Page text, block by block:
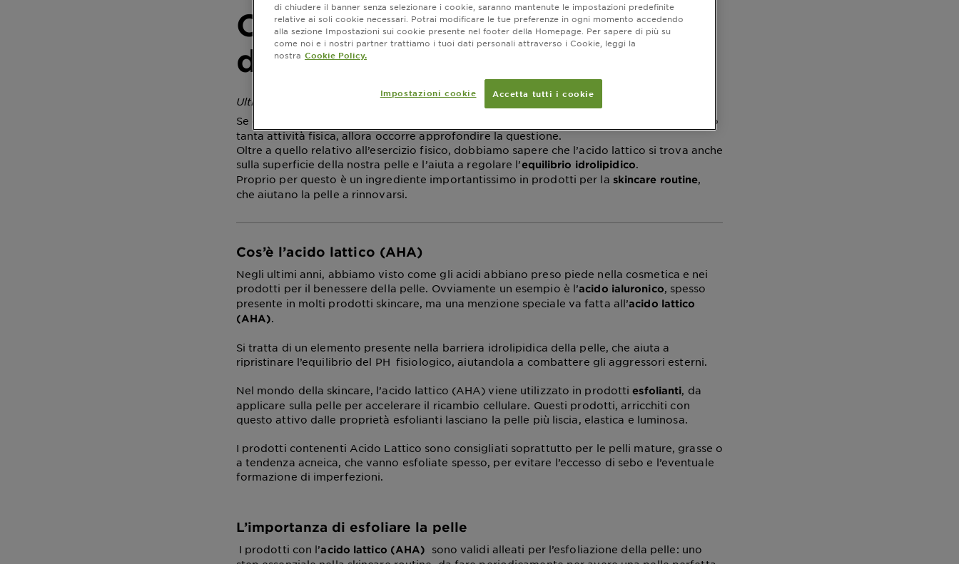
Cos’è e Quali sono i Benefici
dell’Acido Lattico (AHA)
Ultimo aggiornamento aprile 11, 2024
Se quando si parla di
, pensate solamente a quella sostanza che si forma dopo
tanta attività fisica, allora occorre approfondire la questione.
Oltre a quello relativo all’esercizio fisico, dobbiamo sapere che l’acido lattico si trova anche
sulla superficie della nostra pelle e l’aiuta a regolare l’equilibrio idrolipidico.
Proprio per questo è un ingrediente importantissimo in prodotti per la skincare routine,
che aiutano la pelle a rinnovarsi.
Cos’è l’acido lattico (AHA)
Negli ultimi anni, abbiamo visto come gli acidi abbiano preso piede nella cosmetica e nei
prodotti per il benessere della pelle. Ovviamente un esempio è l’acido ialuronico, spesso
presente in molti prodotti skincare, ma una menzione speciale va fatta all’acido lattico
(AHA).
Si tratta di un elemento presente nella barriera idrolipidica della pelle, che aiuta a
ripristinare l’equilibrio del PH fisiologico, aiutandola a combattere gli aggressori esterni.
Nel mondo della skincare, l’acido lattico (AHA) viene utilizzato in prodottiesfolianti, da
applicare sulla pelle per accelerare il ricambio cellulare. Questi prodotti, arricchiti con
questo attivo dalle proprietà esfolianti lasciano la pelle più liscia, elastica e luminosa.
I prodotti contenenti Acido Lattico sono consigliati soprattutto per le pelli mature, grasse o
a tendenza acneica, che vanno esfoliate spesso, per evitare l’eccesso di sebo e l’eventuale
formazione di imperfezioni.
L’importanza di esfoliare la pelle
I prodotti con l’acido lattico (AHA)
sono validi alleati per l’esfoliazione della pelle: uno
di chiudere il banner senza selezionare i cookie, saranno mantenute le impostazioni predefinite
relative ai soli cookie necessari. Potrai modificare le tue preferenze in ogni momento accedendo
alla sezione Impostazioni sui cookie presente nel footer della Homepage. Per sapere di più su
come noi e i nostri partner trattiamo i tuoi dati personali attraverso i Cookie, leggi la
nostra Cookie Policy.
Impostazioni cookie Accetta tutti i cookie